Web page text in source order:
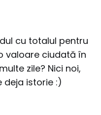
cu totalul pentru
valoare ciudată în
zile? Nici noi,
deja istorie :)